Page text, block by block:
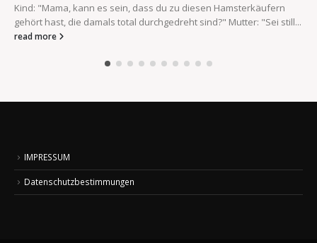
Kind: "Mama, kann es sein, dass du zu diesen Hamsterkäufern
gehört hast, die damals total durchgedreht sind?" Mutter: "Sei still...
read more
IMPRESSUM
Datenschutzbestimmungen